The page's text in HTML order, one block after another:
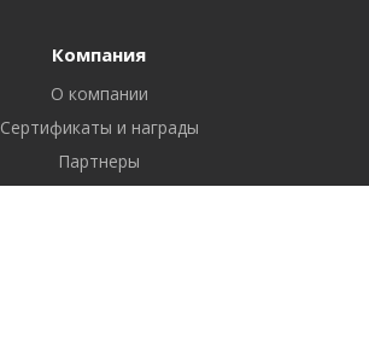
Компания
О компании
Сертификаты и награды
Партнеры